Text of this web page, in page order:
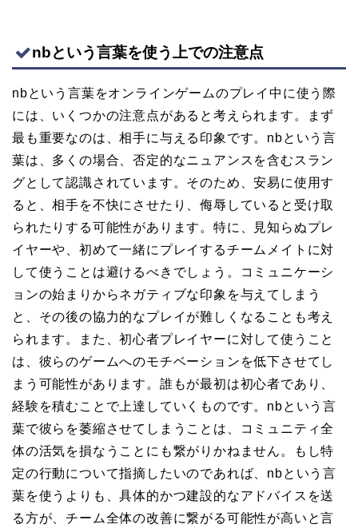
nbという言葉を使う上での注意点
nbという言葉をオンラインゲームのプレイ中に使う際
には、いくつかの注意点があると考えられます。まず
最も重要なのは、相手に与える印象です。nbという言
葉は、多くの場合、否定的なニュアンスを含むスラン
グとして認識されています。そのため、安易に使用す
ると、相手を不快にさせたり、侮辱していると受け取
られたりする可能性があります。特に、見知らぬプレ
イヤーや、初めて一緒にプレイするチームメイトに対
して使うことは避けるべきでしょう。コミュニケーシ
ョンの始まりからネガティブな印象を与えてしまう
と、その後の協力的なプレイが難しくなることも考え
られます。また、初心者プレイヤーに対して使うこと
は、彼らのゲームへのモチベーションを低下させてし
まう可能性があります。誰もが最初は初心者であり、
経験を積むことで上達していくものです。nbという言
葉で彼らを萎縮させてしまうことは、コミュニティ全
体の活気を損なうことにも繋がりかねません。もし特
定の行動について指摘したいのであれば、nbという言
葉を使うよりも、具体的かつ建設的なアドバイスを送
る方が、チーム全体の改善に繋がる可能性が高いと言